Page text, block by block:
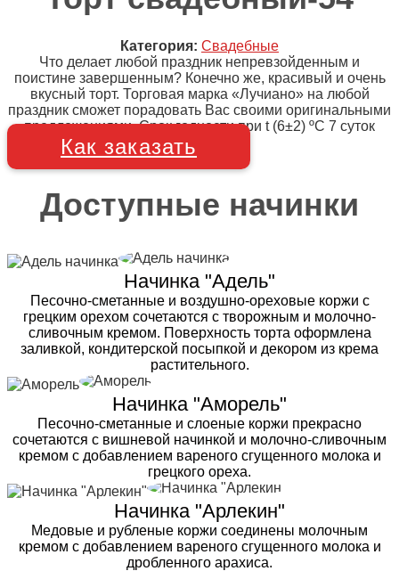
Категория: Свадебные
Что делает любой праздник непревзойденным и
поистине завершенным? Конечно же, красивый и очень
вкусный торт. Торговая марка «Лучиано» на любой
праздник сможет порадовать Вас своими оригинальными
предложениями. Срок годности при t (6±2) ºC 7 суток
Как заказать
Доступные начинки
Начинка "Адель"
Песочно-сметанные и воздушно-ореховые коржи с
грецким орехом сочетаются с творожным и молочно-
сливочным кремом. Поверхность торта оформлена
заливкой, кондитерской посыпкой и декором из крема
растительного.
Начинка "Аморель"
Песочно-сметанные и слоеные коржи прекрасно
сочетаются с вишневой начинкой и молочно-сливочным
кремом с добавлением вареного сгущенного молока и
грецкого ореха.
Начинка "Арлекин"
Медовые и рубленые коржи соединены молочным
кремом с добавлением вареного сгущенного молока и
дробленного арахиса.